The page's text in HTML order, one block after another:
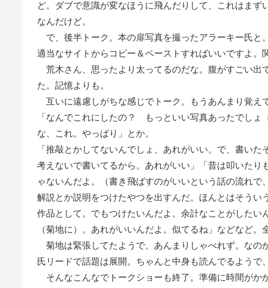
ど。ダブで意識が変なほうに飛んだりして、これはまず
なんだけど。
で、後半トーク。本の扉写真を撮ったアラーキー氏と
適当なサイトからコピー＆ペーストすればいいですよ。
荒木さん、思ったより太ってるのだな。腹がすごい出
た。記憶よりも。
互いに遠慮しがちな感じでトーク。もうあんまり覚え
「なんでこれにしたの？ もっといい写真あったでしょ
な、これ。やっぱり」とか。
「推敲とかしてないんでしょ、あれがいい。で、書い
考えないで書いてるから。あれがいい」「昔は叩いたり
ゃないんだよ。（書き飛ばすのがいいという話の流れで
解説とか説明をつけたやつを出すんだ。ほんとはそうい
作品として。でもつけたいんだよ。余計なことがしたい
（菊地に）。あれがいいんだよ。似てるね」などなど。
菊地は緊張してたようで、あんまりしゃべれず。な
氏リードで話題は展開。ちゃんと中身も読んでるようで
そんなこんなでトークショーも終了。準備に時間がか